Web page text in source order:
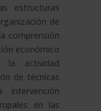
estructuras
de
comprensión
económico
la actividad
de técnicas
intervención
en las